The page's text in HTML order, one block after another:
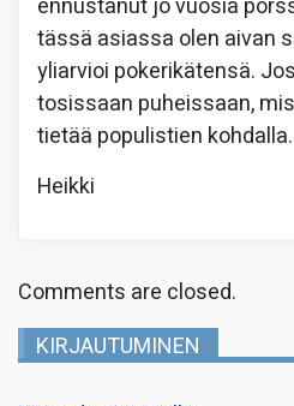
ennustanut jo vuosia
tässä asiassa olen aivan
yliarvioi pokerikätensä.
tosissaan puheissaan,
tietää populistien kohdalla.
Heikki
Comments are closed.
KIRJAUTUMINEN